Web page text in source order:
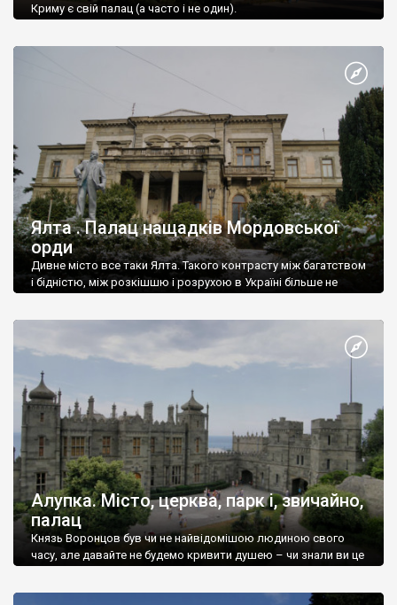
Криму є свій палац (а часто і не один).
Ялта . Палац нащадків Мордовської
орди
Дивне місто все таки Ялта. Такого контрасту між багатством
і бідністю, між розкішшю і розрухою в Україні більше не
Алупка. Місто, церква, парк і, звичайно,
палац
Князь Воронцов був чи не найвідомішою людиною свого
часу, але давайте не будемо кривити душею – чи знали ви це